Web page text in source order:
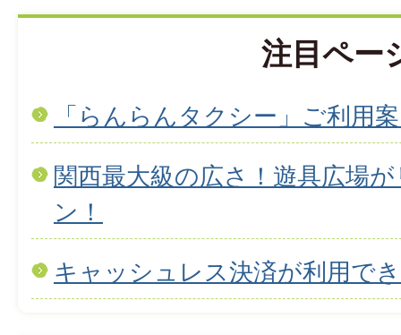
注目ペー
「らんらんタクシー」ご利用
関西最大級の広さ！遊具広場
ン！
キャッシュレス決済が利用で